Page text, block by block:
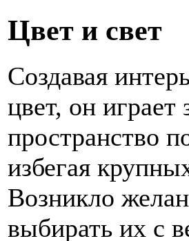
Цвет и свет
Создавая
цвет, он
пространство
избегая
Возникло
выбирать их с